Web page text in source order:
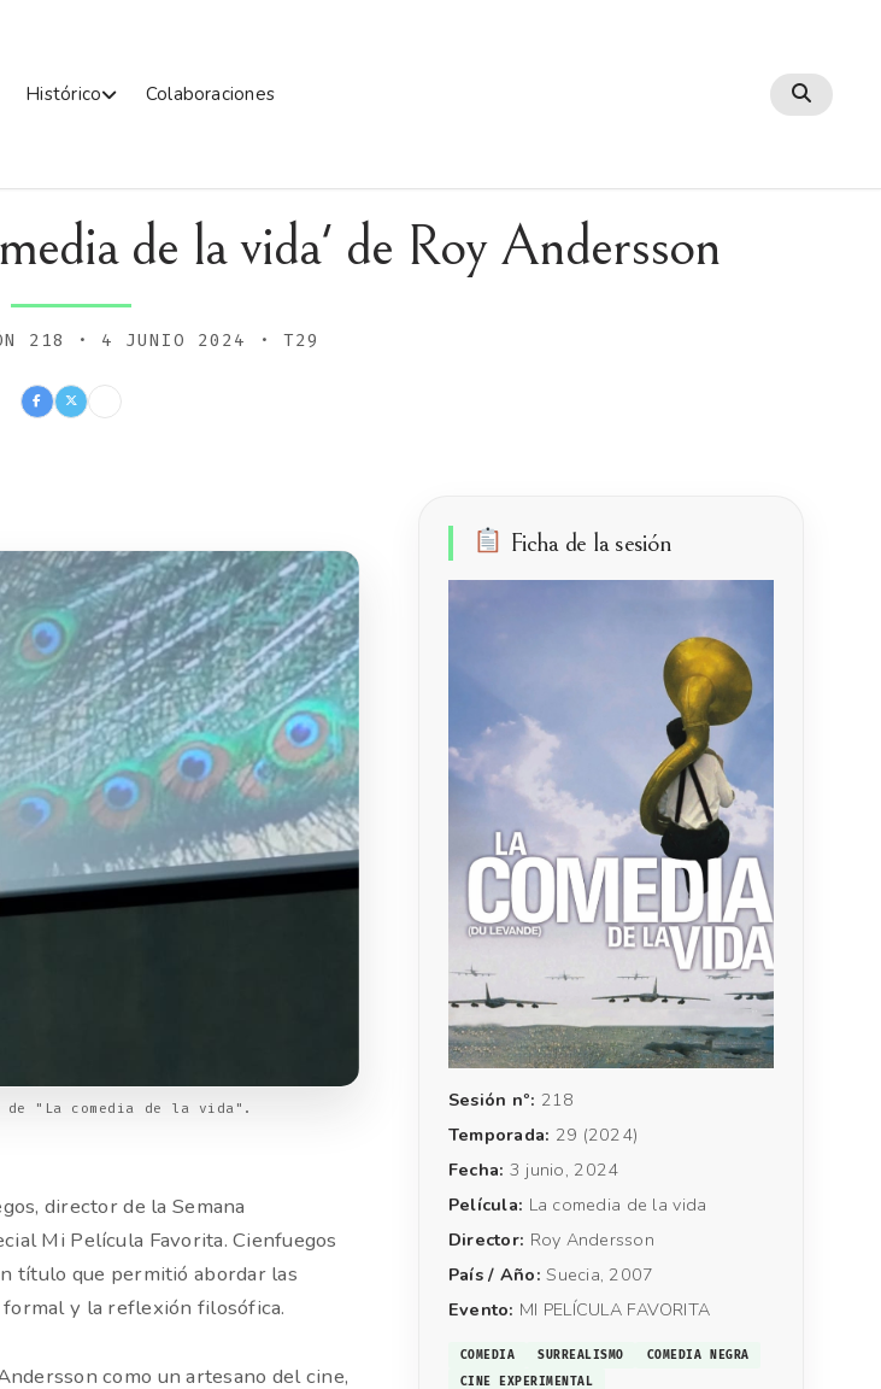
Histórico Colaboraciones
de la vida' de Roy Andersson
218 · 4 JUNIO 2024 · T29
"La comedia de la vida".
director de la Semana
Mi Película Favorita. Cienfuegos
título que permitió abordar las
y la reflexión filosófica.
como un artesano del cine,
Ficha de la sesión
Sesión nº: 218
Temporada: 29 (2024)
Fecha: 3 junio, 2024
Película: La comedia de la vida
Director: Roy Andersson
País / Año: Suecia, 2007
Evento: MI PELÍCULA FAVORITA
COMEDIA SURREALISMO
COMEDIA NEGRA
CINE EXPERIMENTAL